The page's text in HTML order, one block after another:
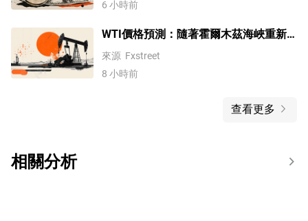
6 小時前
WTI價格預測：隨著霍爾木茲海峽重新
開放的希望，WTI下行可能指向67美元
附近
來源 Fxstreet
8 小時前
查看更多
相關分析